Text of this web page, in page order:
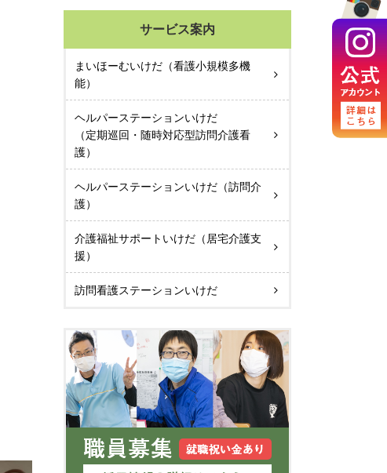
サービス案内
まいほーむいけだ（看護小規模多機
能）
ヘルパーステーションいけだ
（定期巡回・随時対応型訪問介護看
護）
ヘルパーステーションいけだ（訪問介
護）
介護福祉サポートいけだ（居宅介護支
援）
訪問看護ステーションいけだ